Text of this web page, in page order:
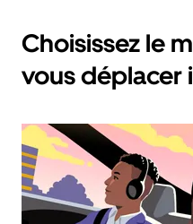
Choisissez le
vous déplacer